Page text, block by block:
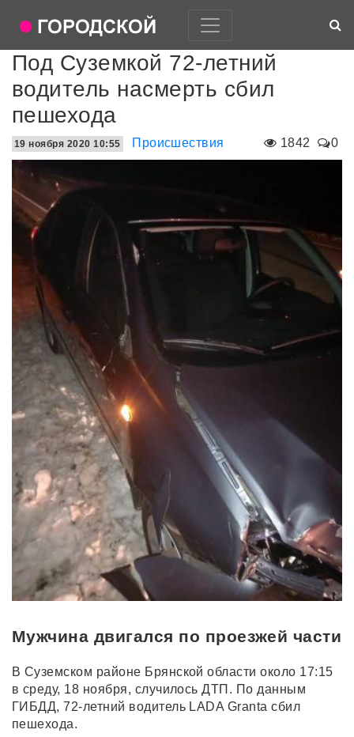
Под Суземкой 72-летний
водитель насмерть сбил
пешехода
1842 0
19 ноября 2020 10:55 Происшествия
Мужчина двигался по проезжей части
В Суземском районе Брянской области около 17:15
в среду, 18 ноября, случилось ДТП. По данным
ГИБДД, 72-летний водитель LADA Granta сбил
пешехода.